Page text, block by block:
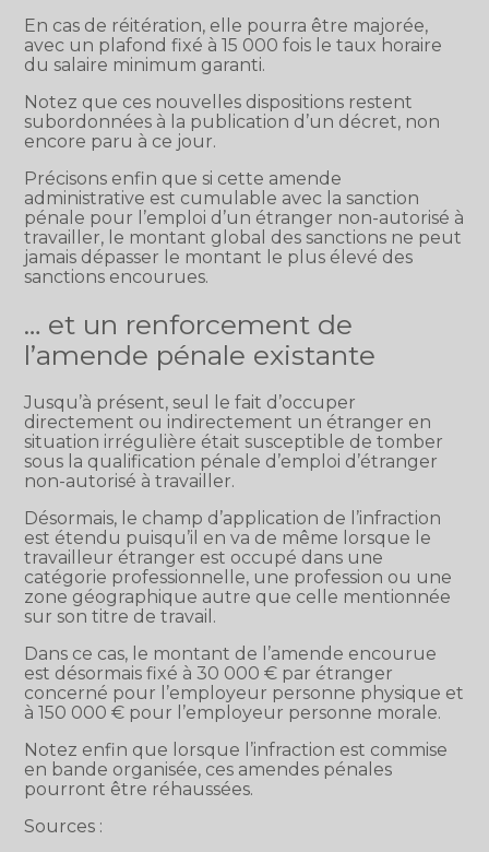
En cas de réitération, elle pourra être majorée,
avec un plafond fixé à 15 000 fois le taux horaire
du salaire minimum garanti.
Notez que ces nouvelles dispositions restent
subordonnées à la publication d’un décret, non
encore paru à ce jour.
Précisons enfin que si cette amende
administrative est cumulable avec la sanction
pénale pour l’emploi d’un étranger non-autorisé à
travailler, le montant global des sanctions ne peut
jamais dépasser le montant le plus élevé des
sanctions encourues.
… et un renforcement de
l’amende pénale existante
Jusqu’à présent, seul le fait d’occuper
directement ou indirectement un étranger en
situation irrégulière était susceptible de tomber
sous la qualification pénale d’emploi d’étranger
non-autorisé à travailler.
Désormais, le champ d’application de l’infraction
est étendu puisqu’il en va de même lorsque le
travailleur étranger est occupé dans une
catégorie professionnelle, une profession ou une
zone géographique autre que celle mentionnée
sur son titre de travail.
Dans ce cas, le montant de l’amende encourue
est désormais fixé à 30 000 € par étranger
concerné pour l’employeur personne physique et
à 150 000 € pour l’employeur personne morale.
Notez enfin que lorsque l’infraction est commise
en bande organisée, ces amendes pénales
pourront être réhaussées.
Sources :